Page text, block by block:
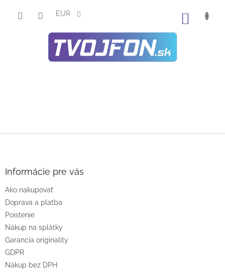
EUR
Informácie pre vás
Ako nakupovať
Doprava a platba
Poistenie
Nákup na splátky
Garancia originality
GDPR
Nákup bez DPH